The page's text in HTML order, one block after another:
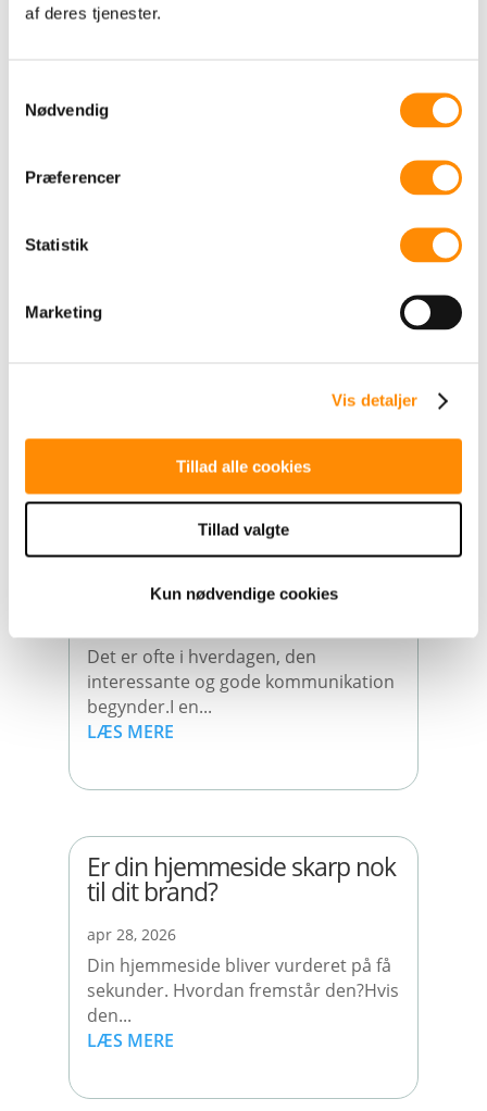
af deres tjenester.
Nødvendig
Præferencer
Statistik
Marketing
Vis detaljer
Tillad alle cookies
Tillad valgte
Kun nødvendige cookies
vækstvejen” også et godt eksempel på. Du
Mit sommerønske er flere
jul 3, 2026
Kan jeres kommunikation
mærkes?
Det er ofte i hverdagen, den
interessante og gode kommunikation
begynder.I en...
LÆS MERE
Er din hjemmeside skarp nok
til dit brand?
apr 28, 2026
Din hjemmeside bliver vurderet på få
sekunder. Hvordan fremstår den?Hvis
den...
LÆS MERE